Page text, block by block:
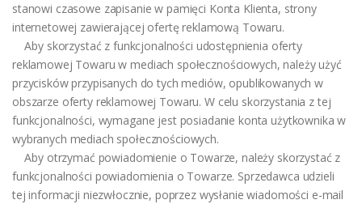
stanowi czasowe zapisanie w pamięci Konta Klienta, strony
internetowej zawierającej ofertę reklamową Towaru.
Aby skorzystać z funkcjonalności udostępnienia oferty
reklamowej Towaru w mediach społecznościowych, należy użyć
przycisków przypisanych do tych mediów, opublikowanych w
obszarze oferty reklamowej Towaru. W celu skorzystania z tej
funkcjonalności, wymagane jest posiadanie konta użytkownika w
wybranych mediach społecznościowych.
Aby otrzymać powiadomienie o Towarze, należy skorzystać z
funkcjonalności powiadomienia o Towarze. Sprzedawca udzieli
tej informacji niezwłocznie, poprzez wysłanie wiadomości e-mail